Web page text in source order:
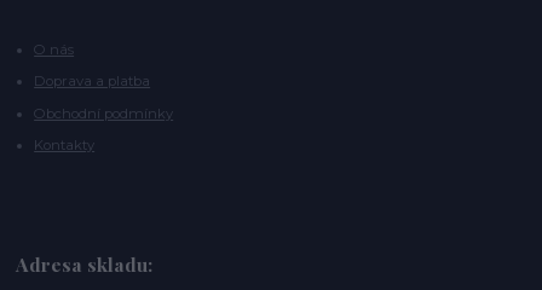
O nás
Doprava a platba
Obchodní podmínky
Kontakty
Adresa skladu: